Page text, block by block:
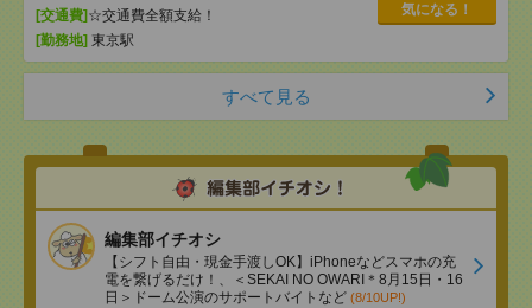
[交通費] ☆交通費全額支給！
[勤務地] 東京駅
気になる！
すべて見る
編集部イチオシ
【シフト自由・現金手渡しOK】iPhoneなどスマホの充
電を繋げるだけ！、＜SEKAI NO OWARI＊8月15日・16
日＞ドーム公演のサポートバイトなど (8/10UP!)